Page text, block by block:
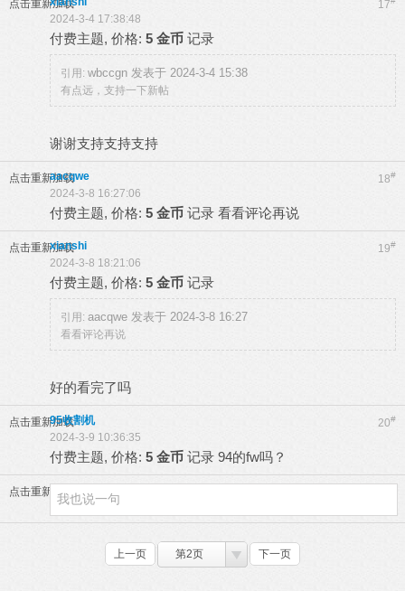
点击重新加载 17
2024-3-4 17:38:48
付费主题, 价格: 5 金币 记录
引用: wbccgn 发表于 2024-3-4 15:38
有点远，支持一下新帖
谢谢支持支持支持
点击重新加载 18#
aacqwe
2024-3-8 16:27:06
付费主题, 价格: 5 金币 记录 看看评论再说
点击重新加载 19#
xianshi
2024-3-8 18:21:06
付费主题, 价格: 5 金币 记录
引用: aacqwe 发表于 2024-3-8 16:27
看看评论再说
好的看完了吗
点击重新加载 20#
95收割机
2024-3-9 10:36:35
付费主题, 价格: 5 金币 记录 94的fw吗？
点击重新加载
上一页 第2页 下一页